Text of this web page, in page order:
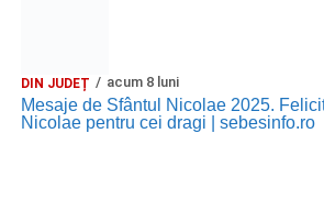
DIN JUDEȚ acum 8 luni
Mesaje de Sfântul Nicolae 2025.
Nicolae pentru cei dragi | sebesinfo.ro